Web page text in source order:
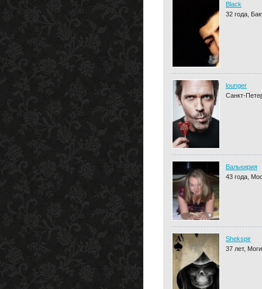
Black
32 года,
lounger
Санкт-
Валькирия
43 года,
Shekspir
37 лет,